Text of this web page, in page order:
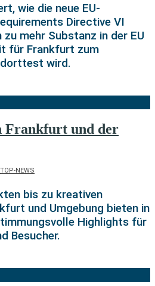
wie die neue EU-
Directive VI
mehr Substanz in der EU
für Frankfurt zum
wird.
Frankfurt und der
TOP-NEWS
bis zu kreativen
und Umgebung bieten in
Highlights für
Besucher.